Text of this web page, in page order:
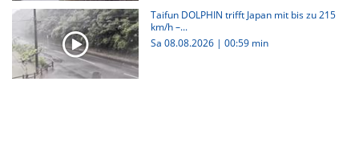
Taifun DOLPHIN trifft Japan mit bis zu 215
km/h –...
Sa 08.08.2026 | 00:59 min